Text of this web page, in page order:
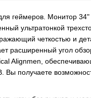
геймеров. Монитор 34"
ультратонкой
четкостью и
расширенный угол
Alignmen,
Вы получаете